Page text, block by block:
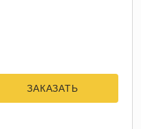
ЗАКАЗАТЬ